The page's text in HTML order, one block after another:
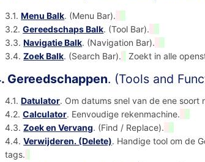
3.1.Menu Balk. (Menu Bar).
3.2.Gereedschaps Balk. (Tool Bar).
3.3.Navigatie Balk. (Navigation Bar).
3.4.Zoek Balk. (Search Bar). Zoekt in alle
Gereedschappen. (Tools and
4.1.Datulator. Om datums snel van de ene
4.2.Calculator. Eenvoudige rekenmachine.
4.3.Zoek en Vervang. (Find / Replace).
4.4.Verwijderen. (Delete). Handige tool om de
tags.